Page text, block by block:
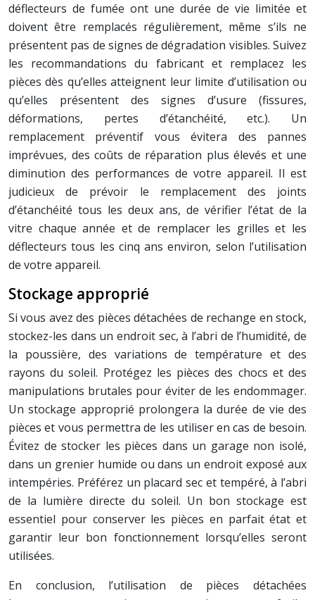
déflecteurs de fumée ont une durée de vie limitée et
doivent être remplacés régulièrement, même s’ils ne
présentent pas de signes de dégradation visibles. Suivez
les recommandations du fabricant et remplacez les
pièces dès qu’elles atteignent leur limite d’utilisation ou
qu’elles présentent des signes d’usure (fissures,
déformations, pertes d’étanchéité, etc.). Un
remplacement préventif vous évitera des pannes
imprévues, des coûts de réparation plus élevés et une
diminution des performances de votre appareil. Il est
judicieux de prévoir le remplacement des joints
d’étanchéité tous les deux ans, de vérifier l’état de la
vitre chaque année et de remplacer les grilles et les
déflecteurs tous les cinq ans environ, selon l’utilisation
de votre appareil.
Stockage approprié
Si vous avez des pièces détachées de rechange en stock,
stockez-les dans un endroit sec, à l’abri de l’humidité, de
la poussière, des variations de température et des
rayons du soleil. Protégez les pièces des chocs et des
manipulations brutales pour éviter de les endommager.
Un stockage approprié prolongera la durée de vie des
pièces et vous permettra de les utiliser en cas de besoin.
Évitez de stocker les pièces dans un garage non isolé,
dans un grenier humide ou dans un endroit exposé aux
intempéries. Préférez un placard sec et tempéré, à l’abri
de la lumière directe du soleil. Un bon stockage est
essentiel pour conserver les pièces en parfait état et
garantir leur bon fonctionnement lorsqu’elles seront
utilisées.
En conclusion, l’utilisation de pièces détachées